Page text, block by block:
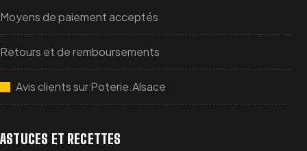
Moyens de paiement acceptés
Retours et de remboursements
Avis clients sur Poterie.Alsace
ASTUCES ET RECETTES